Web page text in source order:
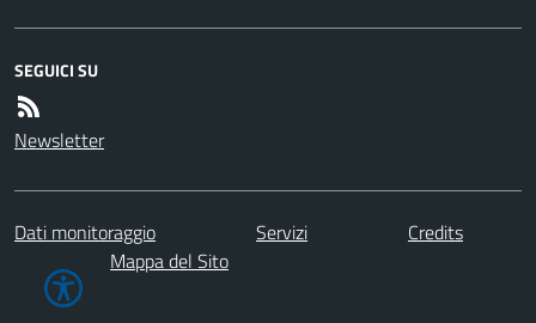
SEGUICI SU
Newsletter
Dati monitoraggio Servizi
Credits
Mappa del Sito